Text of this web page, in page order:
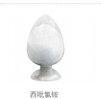
西吡氯铵